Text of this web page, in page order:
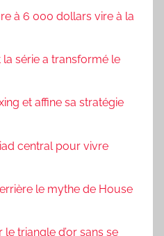
à 6 000 dollars vire à la
série a transformé le
et affine sa stratégie
central pour vivre
le mythe de House
triangle d’or sans se